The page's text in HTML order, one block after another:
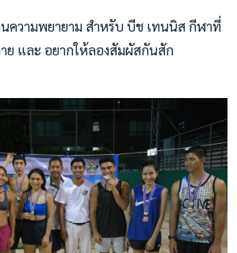
นความพยายาม สำหรับ บีช เทนนิส กีฬาที่
ย และ อยากให้ลองสัมผัสกันสัก